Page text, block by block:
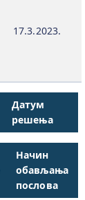
17.3.2023.
Датум
решења
Начин
обављања
послова